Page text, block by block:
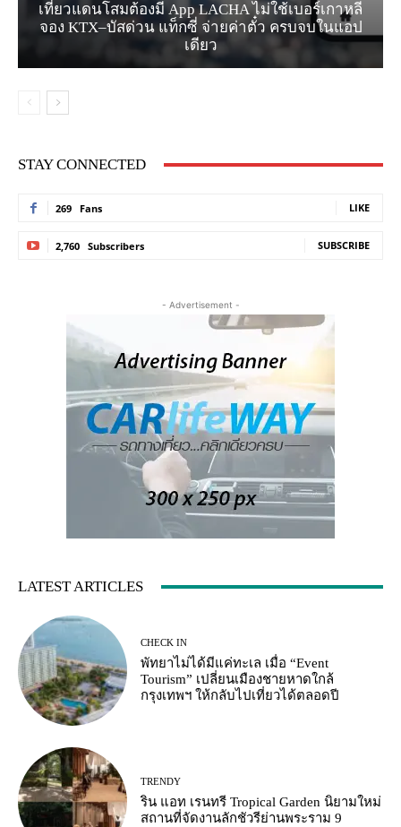
เที่ยวแดนโสมต้องมี App LACHA ไม่ใช้เบอร์เกาหลี
จอง KTX–บัสด่วน แท็กซี่ จ่ายค่าตั๋ว ครบจบในแอป
เดียว
STAY CONNECTED
269 Fans LIKE
2,760 Subscribers SUBSCRIBE
- Advertisement -
LATEST ARTICLES
CHECK IN
พัทยาไม่ได้มีแค่ทะเล เมื่อ “Event
Tourism” เปลี่ยนเมืองชายหาดใกล้
กรุงเทพฯ ให้กลับไปเที่ยวได้ตลอดปี
TRENDY
ริน แอท เรนทรี Tropical Garden นิยามใหม่
สถานที่จัดงานลักชัวรีย่านพระราม 9